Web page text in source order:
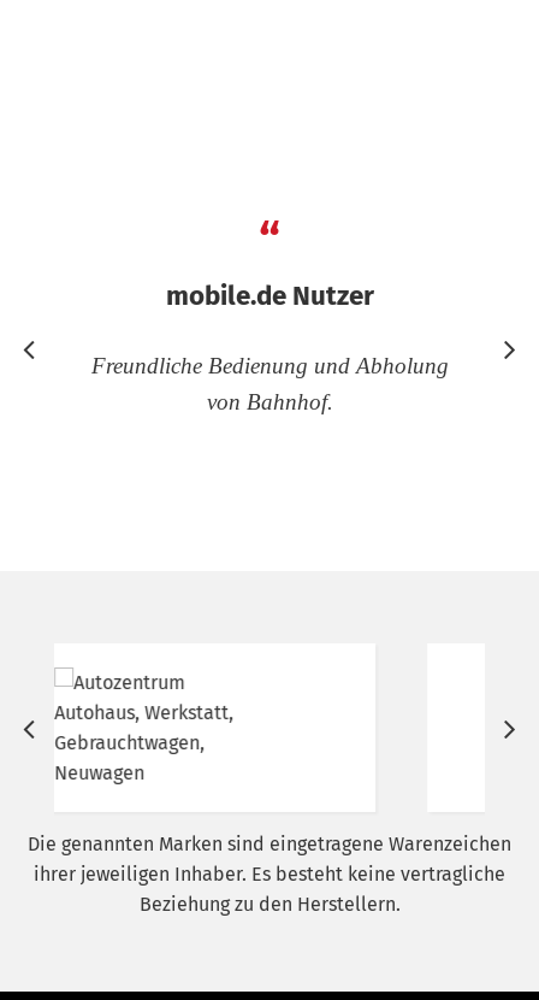
“
mobile.de Nutzer
Freundliche Bedienung und Abholung
von Bahnhof.
Die genannten Marken sind eingetragene Warenzeichen
ihrer jeweiligen Inhaber. Es besteht keine vertragliche
Beziehung zu den Herstellern.